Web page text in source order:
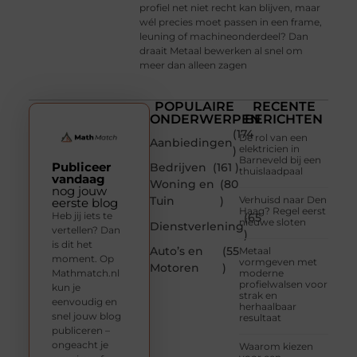
profiel net niet recht kan blijven, maar
wél precies moet passen in een frame,
leuning of machineonderdeel? Dan
draait Metaal bewerken al snel om
meer dan alleen zagen
POPULAIRE
ONDERWERPEN
Aanbiedingen
(174
)
Bedrijven
(161 )
Woning en
Tuin
(80
)
Dienstverlening
(65
)
Auto’s en
Motoren
(55
)
RECENTE
BERICHTEN
De rol van een
elektricien in
Barneveld bij een
thuislaadpaal
Verhuisd naar Den
Haag? Regel eerst
nieuwe sloten
Metaal
vormgeven met
moderne
profielwalsen voor
strak en
herhaalbaar
resultaat
Waarom kiezen
Publiceer
vandaag
nog jouw
eerste blog
Heb jij iets te
vertellen? Dan
is dit het
moment. Op
Mathmatch.nl
kun je
eenvoudig en
snel jouw blog
publiceren –
ongeacht je